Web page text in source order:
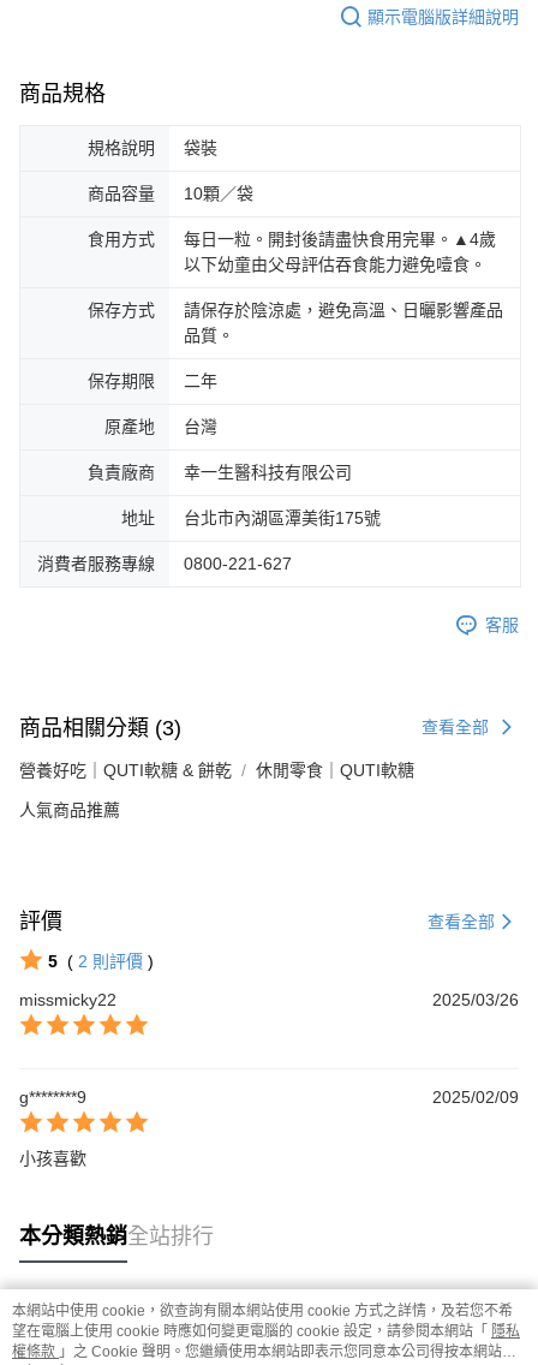
顯示電腦版詳細說明
商品規格
規格說明 袋裝
商品容量 10顆／袋
食用方式
每日一粒。開封後請盡快食用完畢。▲4歲
以下幼童由父母評估吞食能力避免噎食。
保存方式
請保存於陰涼處，避免高溫、日曬影響產品
品質。
保存期限 二年
原產地 台灣
負責廠商 幸一生醫科技有限公司
地址 台北市內湖區潭美街175號
消費者服務專線 0800-221-627
客服
商品相關分類 (3) 查看全部
營養好吃｜QUTI軟糖 & 餅乾 休閒零食｜QUTI軟糖
人氣商品推薦
評價 查看全部
5 ( 2 則評價 )
missmicky22
2025/03/26
g********9 2025/02/09
小孩喜歡
本分類熱銷全站排行
熱門標籤
本網站中使用 cookie，欲查詢有關本網站使用 cookie 方式之詳情，及若您不希
望在電腦上使用 cookie 時應如何變更電腦的 cookie 設定，請參閱本網站「 隱私
權條款 」之 Cookie 聲明。您繼續使用本網站即表示您同意本公司得按本網站使